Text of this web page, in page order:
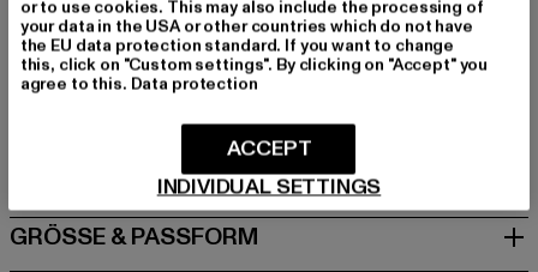
Innenfutter: Textil
Art.Nr: GW0182-00220
Hersteller: Adidas AG |
serviceinfo@onlineshop.adidas.com
Adi-Dassler-Straße 1 | 91074 Herzogenaurach | DE
GRÖSSE & PASSFORM
or to use cookies. This may also include the processing of
your data in the USA or other countries which do not have
the EU data protection standard. If you want to change
this, click on "Custom settings". By clicking on "Accept" you
agree to this. Data protection
INDIVIDUAL SETTINGS
ACCEPT